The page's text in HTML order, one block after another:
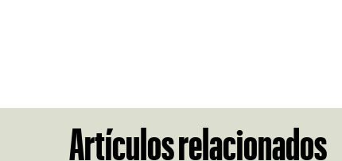
Artículos relacionados